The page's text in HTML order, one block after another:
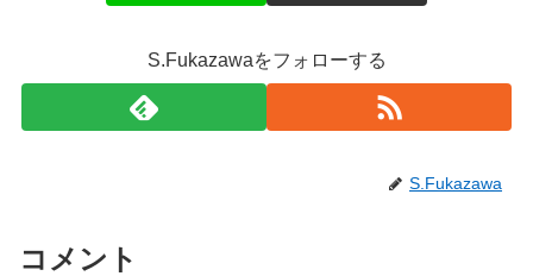
S.Fukazawaをフォローする
S.Fukazawa
コメント